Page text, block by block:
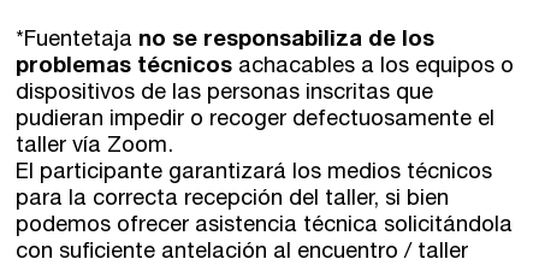
*Fuentetaja no se responsabiliza de los
problemas técnicosachacables a los equipos o
dispositivos de las personas inscritas que
pudieran impedir o recoger defectuosamente el
taller vía Zoom.
El participante garantizará los medios técnicos
para la correcta recepción del taller, si bien
podemos ofrecer asistencia técnica solicitándola
con suficiente antelación al encuentro / taller